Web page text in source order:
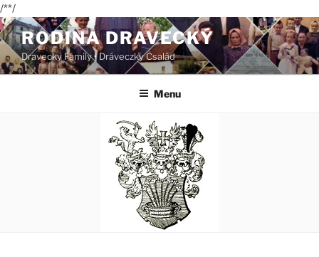
/**/
Skip
to
content
RODINA DRAVECKÝ
Dravecky Family • Dráveczky Család
Menu